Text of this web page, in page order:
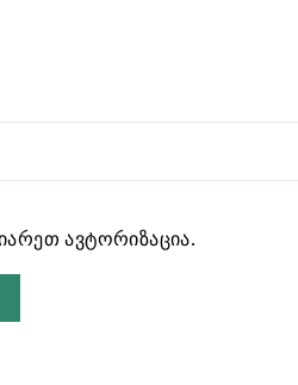
ავტორიზაცია.